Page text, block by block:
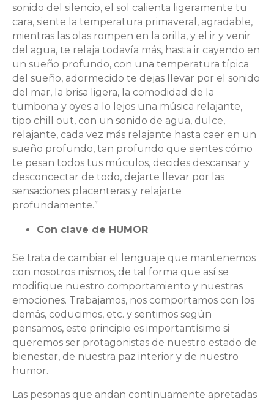
sonido del silencio, el sol calienta ligeramente tu
cara, siente la temperatura primaveral, agradable,
mientras las olas rompen en la orilla, y el ir y venir
del agua, te relaja todavía más, hasta ir cayendo en
un sueño profundo, con una temperatura típica
del sueño, adormecido te dejas llevar por el sonido
del mar, la brisa ligera, la comodidad de la
tumbona y oyes a lo lejos una música relajante,
tipo chill out, con un sonido de agua, dulce,
relajante, cada vez más relajante hasta caer en un
sueño profundo, tan profundo que sientes cómo
te pesan todos tus múculos, decides descansar y
desconcectar de todo, dejarte llevar por las
sensaciones placenteras y relajarte
profundamente.”
Con clave de HUMOR
Se trata de cambiar el lenguaje que mantenemos
con nosotros mismos, de tal forma que así se
modifique nuestro comportamiento y nuestras
emociones. Trabajamos, nos comportamos con los
demás, coducimos, etc. y sentimos según
pensamos, este principio es importantísimo si
queremos ser protagonistas de nuestro estado de
bienestar, de nuestra paz interior y de nuestro
humor.
Las pesonas que andan continuamente apretadas